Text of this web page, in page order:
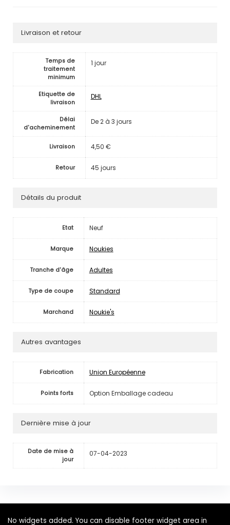
Livraison et retour
Temps de
traitement
minimum
1 jour
Etiquette de
livraison
DHL
Délai
d'acheminement
De 2 à 3 jours
Livraison 4,50 €
Retour 45 jours
Détails du produit
Etat Neuf
Marque Noukies
Tranche d'âge Adultes
Type de coupe Standard
Marchand Noukie's
Autres avantages
Fabrication Union Européenne
Points forts Option Emballage cadeau
Dernière mise à jour
Date de mise à
jour
07-04-2023
No widgets added. You can disable footer widget area in